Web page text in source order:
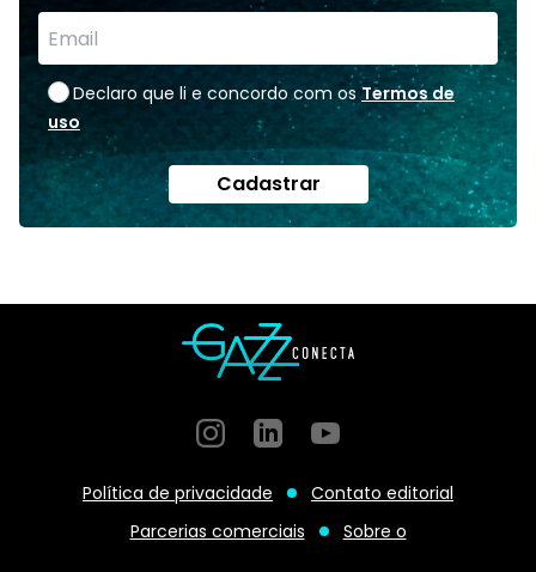
Declaro que li e concordo com os Termos de
uso
Cadastrar
InstagramGitHubGitHub
Política de privacidade
Contato editorial
Parcerias comerciais
Sobre o